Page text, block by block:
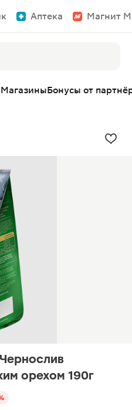
Аптека Магнит
МагазиныБонусы от
орехом 190г